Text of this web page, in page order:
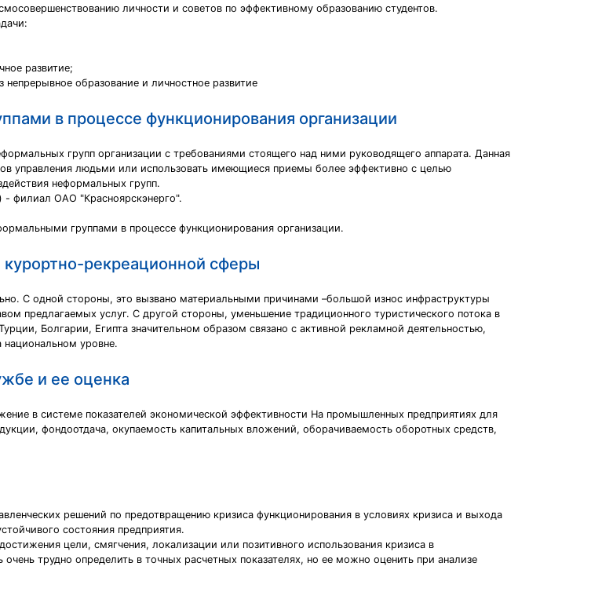
личности и советов по эффективному образованию студентов.
развитие;
образование и личностное развитие
в процессе функционирования организации
групп организации с требованиями стоящего над ними руководящего аппарата. Данная
управления людьми или использовать имеющиеся приемы более эффективно с целью
неформальных групп.
- филиал ОАО "Красноярскэнерго".
группами в процессе функционирования организации.
рекреационной сферы
С одной стороны, это вызвано материальными причинами –большой износ инфраструктуры
предлагаемых услуг. С другой стороны, уменьшение традиционного туристического потока в
Болгарии, Египта значительном образом связано с активной рекламной деятельностью,
уровне.
и ее оценка
в системе показателей экономической эффективности На промышленных предприятиях для
фондоотдача, окупаемость капитальных вложений, оборачиваемость оборотных средств,
решений по предотвращению кризиса функционирования в условиях кризиса и выхода
состояния предприятия.
цели, смягчения, локализации или позитивного использования кризиса в
трудно определить в точных расчетных показателях, но ее можно оценить при анализе